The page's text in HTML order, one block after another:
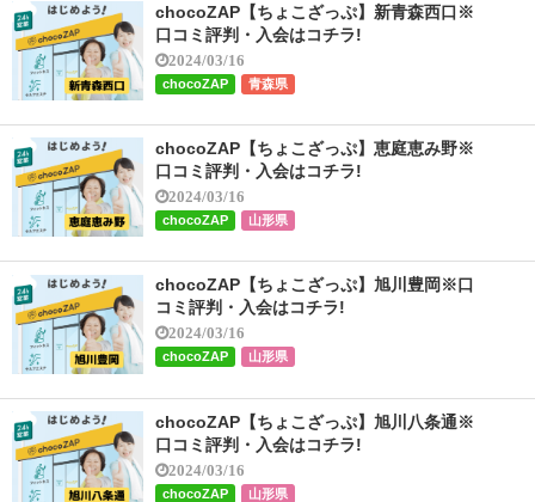
chocoZAP【ちょこざっぷ】新青森西口※
口コミ評判・入会はコチラ!
2024/03/16
chocoZAP 青森県
chocoZAP【ちょこざっぷ】恵庭恵み野※
口コミ評判・入会はコチラ!
2024/03/16
chocoZAP 山形県
chocoZAP【ちょこざっぷ】旭川豊岡※口
コミ評判・入会はコチラ!
2024/03/16
chocoZAP 山形県
chocoZAP【ちょこざっぷ】旭川八条通※
口コミ評判・入会はコチラ!
2024/03/16
chocoZAP 山形県